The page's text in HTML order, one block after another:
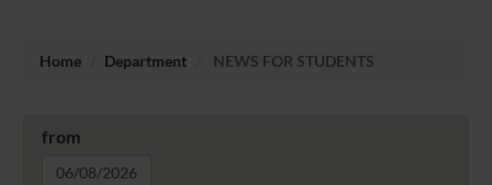
Home Department NEWS FOR STUDENTS
from